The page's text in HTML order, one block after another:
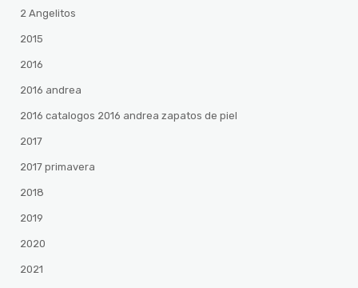
2 Angelitos
2015
2016
2016 andrea
2016 catalogos 2016 andrea zapatos de piel
2017
2017 primavera
2018
2019
2020
2021